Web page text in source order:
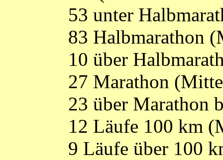
53 unter
83 Halbmarathon
10 über
27 Marathon
23 über Marathon
12 Läufe 100 km
9 Läufe über 100